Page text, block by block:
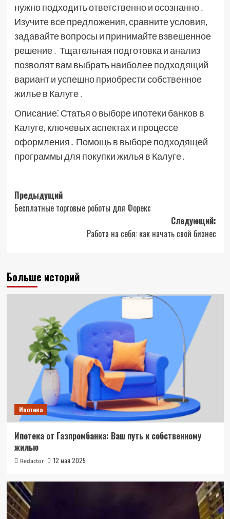
нужно подходить ответственно и осознанно․
Изучите все предложения, сравните условия,
задавайте вопросы и принимайте взвешенное
решение․ Тщательная подготовка и анализ
позволят вам выбрать наиболее подходящий
вариант и успешно приобрести собственное
жилье в Калуге․
Описание⁚ Статья о выборе ипотеки банков в
Калуге, ключевых аспектах и процессе
оформления․ Помощь в выборе подходящей
программы для покупки жилья в Калуге․
Навигация
записи
Предыдущий
Бесплатные торговые роботы для Форекс
Следующий:
Работа на себя: как начать свой бизнес
Больше историй
Ипотека
Ипотека от Газпромбанка: Ваш путь к собственному
жилью
Redactor 12 мая 2025